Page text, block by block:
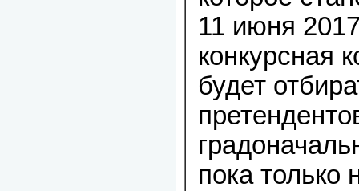
11 июня
конкурсная
будет
пока только